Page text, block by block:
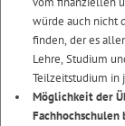
würde auch nicht
finden, der es
Lehre, Studium
Teilzeitstudium in
Möglichkeit der
Fachhochschulen